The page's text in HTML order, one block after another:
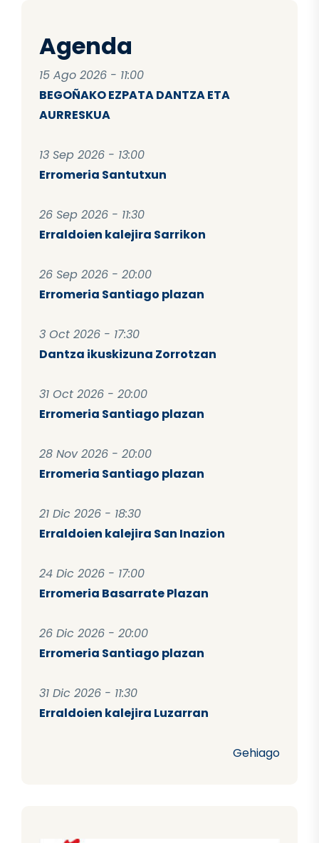
Agenda
15 Ago 2026 - 11:00
BEGOÑAKO EZPATA DANTZA ETA
AURRESKUA
13 Sep 2026 - 13:00
Erromeria Santutxun
26 Sep 2026 - 11:30
Erraldoien kalejira Sarrikon
26 Sep 2026 - 20:00
Erromeria Santiago plazan
3 Oct 2026 - 17:30
Dantza ikuskizuna Zorrotzan
31 Oct 2026 - 20:00
Erromeria Santiago plazan
28 Nov 2026 - 20:00
Erromeria Santiago plazan
21 Dic 2026 - 18:30
Erraldoien kalejira San Inazion
24 Dic 2026 - 17:00
Erromeria Basarrate Plazan
26 Dic 2026 - 20:00
Erromeria Santiago plazan
31 Dic 2026 - 11:30
Erraldoien kalejira Luzarran
Gehiago